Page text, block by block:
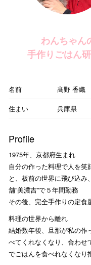
わんちゃん
手作りごはん
名前
髙野 香織
住まい
兵庫県
Profile
1975年、京都府生まれ
自分の作った料理で人を笑
と、板前の世界に飛び込み
舗”美濃吉”で５年間勤務
その後、完全手作りの定食
料理の世界から離れ
結婚数年後、旦那が私の作
べてくれなくなり、合わせ
でごはんを食べれなくなり